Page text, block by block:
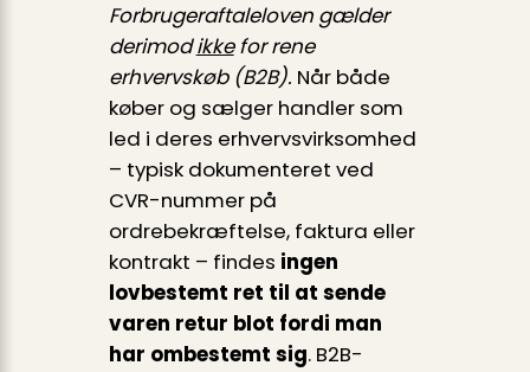
Forbrugeraftaleloven gælder
derimodikkefor rene
erhvervskøb (B2B). Når både
køber og sælger handler som
led i deres erhvervsvirksomhed
– typisk dokumenteret ved
CVR-nummer på
ordrebekræftelse, faktura eller
kontrakt – findes ingen
lovbestemt ret til at sende
varen retur blot fordi man
har ombestemt sig. B2B-